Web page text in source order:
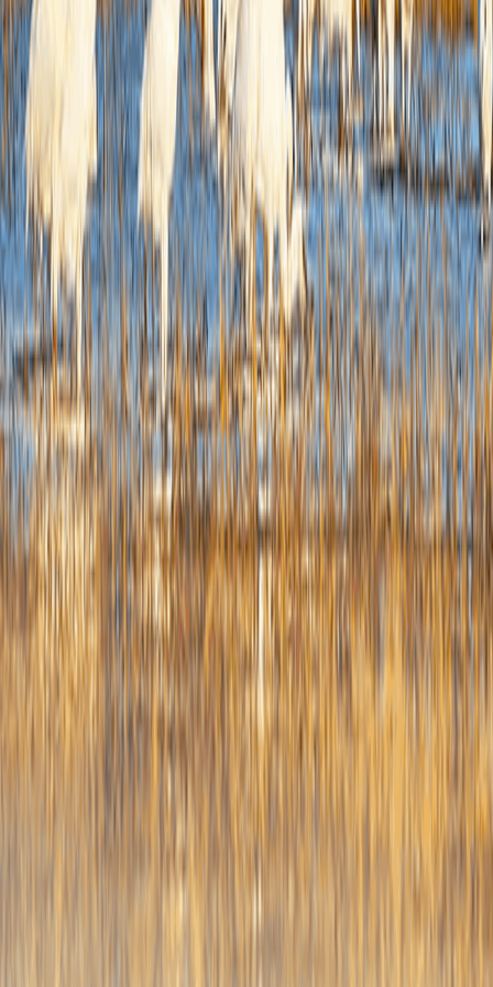
四
结果
0
五
和
府
工